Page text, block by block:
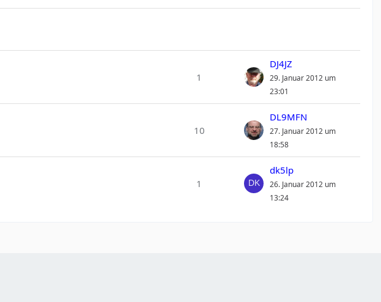
1
DJ4JZ
29. Januar 2012 um
23:01
10
DL9MFN
27. Januar 2012 um
18:58
1
dk5lp
26. Januar 2012 um
13:24